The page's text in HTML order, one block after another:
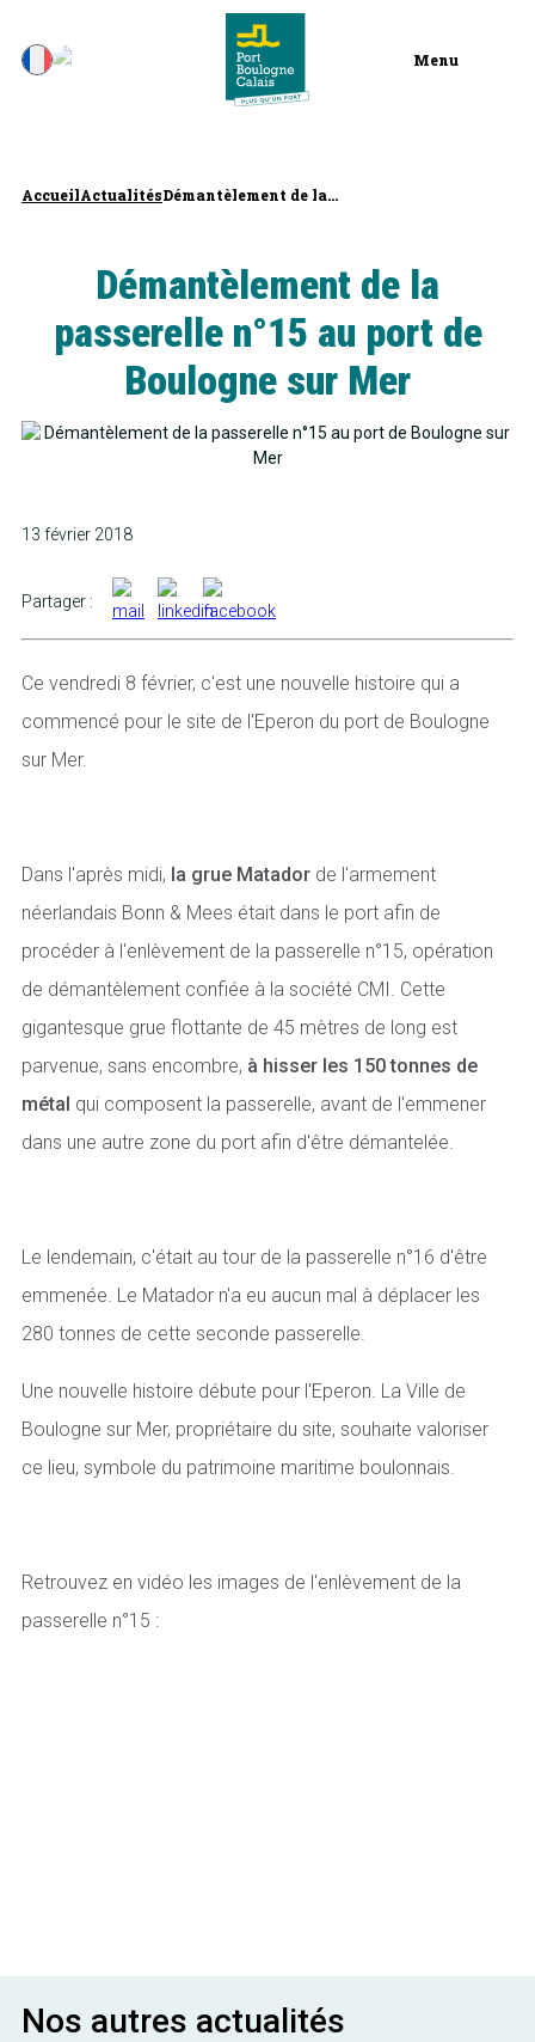
Menu
AccueilActualitésDémantèlement de la...
Démantèlement de la
passerelle n°15 au port de
Boulogne sur Mer
13 février 2018
Partager :
Ce vendredi 8 février, c'est une nouvelle histoire qui a
commencé pour le site de l'Eperon du port de Boulogne
sur Mer.
Dans l'après midi, la grue Matador de l'armement
néerlandais Bonn & Mees était dans le port afin de
procéder à l'enlèvement de la passerelle n°15, opération
de démantèlement confiée à la société CMI. Cette
gigantesque grue flottante de 45 mètres de long est
parvenue, sans encombre, à hisser les 150 tonnes de
métal qui composent la passerelle, avant de l'emmener
dans une autre zone du port afin d'être démantelée.
Le lendemain, c'était au tour de la passerelle n°16 d'être
emmenée. Le Matador n'a eu aucun mal à déplacer les
280 tonnes de cette seconde passerelle.
Une nouvelle histoire débute pour l'Eperon. La Ville de
Boulogne sur Mer, propriétaire du site, souhaite valoriser
ce lieu, symbole du patrimoine maritime boulonnais.
Retrouvez en vidéo les images de l'enlèvement de la
passerelle n°15 :
Nos autres actualités